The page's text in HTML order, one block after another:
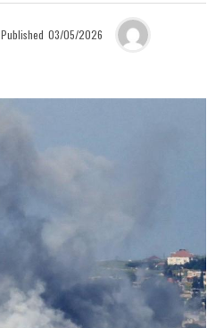
Published 03/05/2026